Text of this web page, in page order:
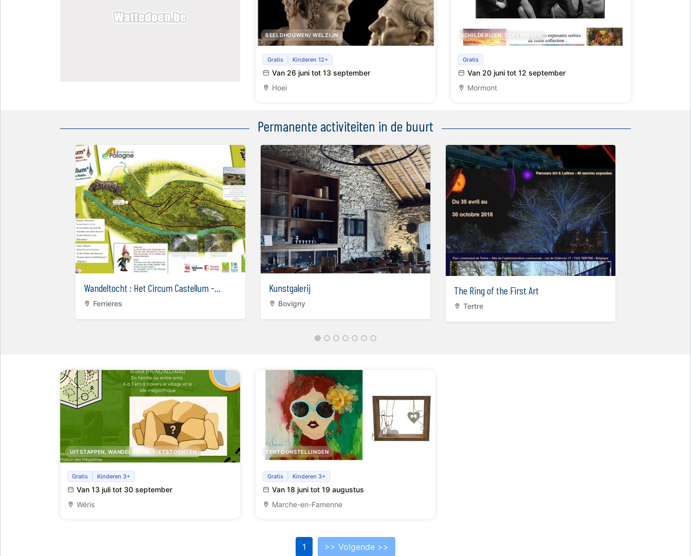
BEELDHOUWEN/ WELZIJN
Eén-op-één - De ander van de een. Een van de
anderen
Gratis Kinderen 12+
Van 26 juni tot 13 september
Hoei
SCHILDERIJEN, TEKENINGEN
Tentoonstelling van foto's en schilderijen
Gratis
Van 20 juni tot 12 september
Mormont
Permanente activiteiten in de buurt
Wandeltocht : Het Circum Castellum -...
Ferrieres
Kunstgalerij
Bovigny
The Ring of the First Art
Tertre
UITSTAPPEN, WANDELINGEN, FIETSTOCHTEN
Wildwandeling - op zoek naar de verloren
dolmen
Gratis Kinderen 3+
Van 13 juli tot 30 september
Wéris
TENTOONSTELLINGEN
Tentoonstelling–verkoop – “Fragmenten van
het leven Perfect ImPerfect” Sophie Ph
Gratis Kinderen 3+
Van 18 juni tot 19 augustus
Marche-en-Famenne
1 >> Volgende >>